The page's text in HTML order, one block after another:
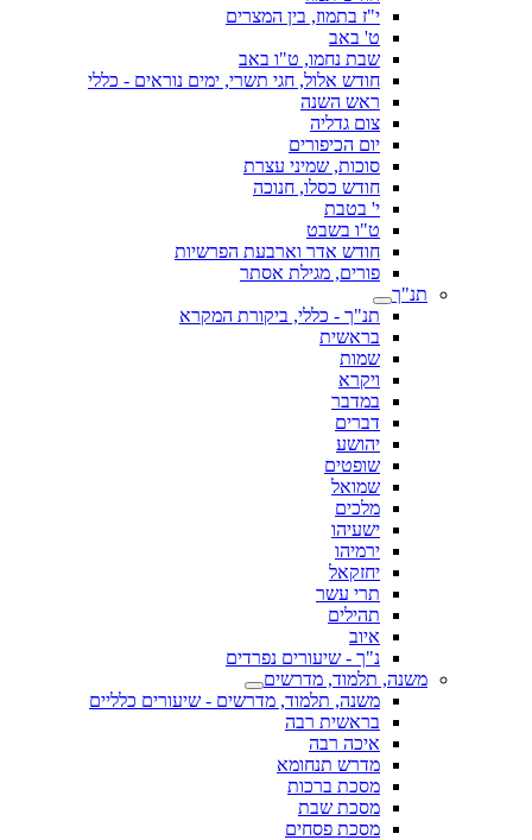
י"ז בתמוז, בין המצרים
ט' באב
שבת נחמו, ט"ו באב
חודש אלול, חגי תשרי, ימים נוראים - כללי
ראש השנה
צום גדליה
יום הכיפורים
סוכות, שמיני עצרת
חודש כסלו, חנוכה
י' בטבת
ט"ו בשבט
חודש אדר וארבעת הפרשיות
פורים, מגילת אסתר
תנ"ך
תנ"ך - כללי, ביקורת המקרא
בראשית
שמות
ויקרא
במדבר
דברים
יהושע
שופטים
שמואל
מלכים
ישעיהו
ירמיהו
יחזקאל
תרי עשר
תהילים
איוב
נ"ך - שיעורים נפרדים
משנה, תלמוד, מדרשים
משנה, תלמוד, מדרשים - שיעורים כלליים
בראשית רבה
איכה רבה
מדרש תנחומא
מסכת ברכות
מסכת שבת
מסכת פסחים